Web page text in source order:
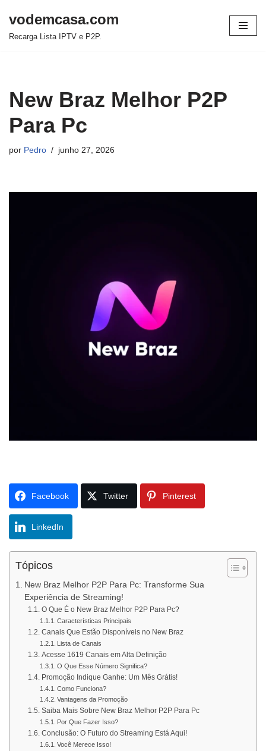
Pular
vodemcasa.com
Recarga Lista IPTV e P2P.
New Braz Melhor P2P
Para Pc
por Pedro junho 27, 2026
Facebook Twitter Pinterest
LinkedIn
Tópicos
New Braz Melhor P2P Para Pc: Transforme Sua
Experiência de Streaming!
O Que É o New Braz Melhor P2P Para Pc?
Características Principais
Canais Que Estão Disponíveis no New Braz
Lista de Canais
Acesse 1619 Canais em Alta Definição
O Que Esse Número Significa?
Promoção Indique Ganhe: Um Mês Grátis!
Como Funciona?
Vantagens da Promoção
Saiba Mais Sobre New Braz Melhor P2P Para Pc
Por Que Fazer Isso?
Conclusão: O Futuro do Streaming Está Aqui!
Você Merece Isso!